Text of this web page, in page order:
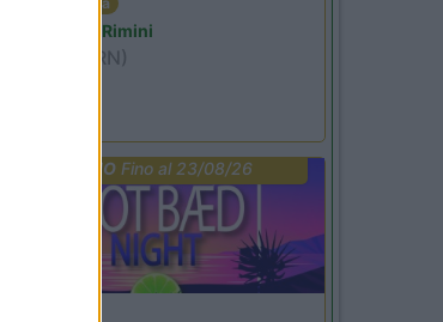
Camper Park Rimini
(RN)
PROMO Fino al 23/08/26